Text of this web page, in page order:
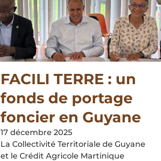
FACILI TERRE : un
fonds de portage
foncier en Guyane
17 décembre 2025
La Collectivité Territoriale de Guyane
et le Crédit Agricole Martinique